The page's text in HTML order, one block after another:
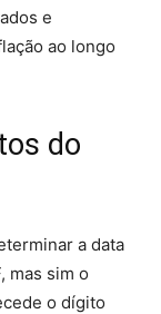
e
ao longo
do
a data
mas sim o
o dígito